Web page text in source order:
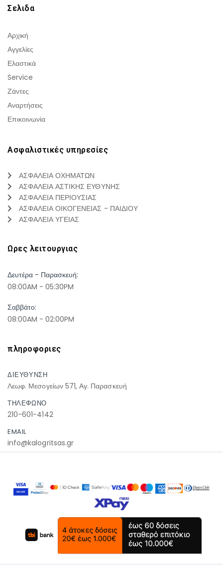
Σελιδα
Αρχική
Αγγελίες
Ελαστικά
Service
Ζάντες
Αναρτήσεις
Επικοινωνία
Ασφαλιστικές υπηρεσίες
ΑΣΦΑΛΕΙΑ ΟΧΗΜΑΤΩΝ
ΑΣΦΑΛΕΙΑ ΑΣΤΙΚΗΣ ΕΥΘΥΝΗΣ
ΑΣΦΑΛΕΙΑ ΠΕΡΙΟΥΣΙΑΣ
ΑΣΦΑΛΕΙΑ ΟΙΚΟΓΕΝΕΙΑΣ - ΠΑΙΔΙΟΥ
ΑΣΦΑΛΕΙΑ ΥΓΕΙΑΣ
Ωρες λειτουργιας
Δευτέρα - Παρασκευή:
08:00AM - 05:30PM
Σαββάτο:
08:00AM - 02:00PM
πληροφοριες
ΔΙΕΥΘΥΝΣΗ
Λεωφ. Μεσογείων 571, Αγ. Παρασκευή
ΤΗΛΕΦΩΝΟ
210-601-4142
EMAIL
info@kalogritsas.gr